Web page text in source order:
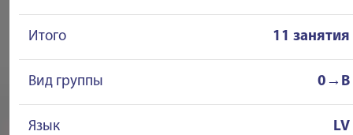
Итого 11 занятия
Вид группы 0→B
Язык LV